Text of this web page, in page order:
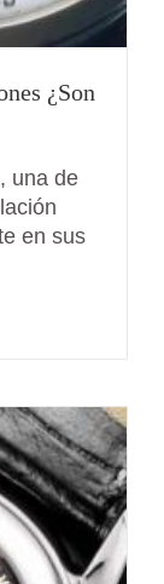
¿Son
una de
en sus